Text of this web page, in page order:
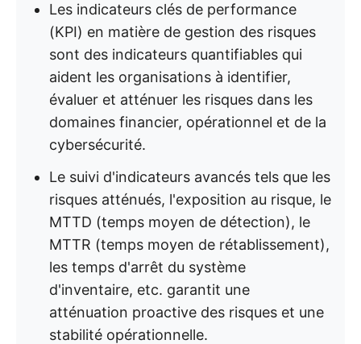
Les indicateurs clés de performance
(KPI) en matière de gestion des risques
sont des indicateurs quantifiables qui
aident les organisations à identifier,
évaluer et atténuer les risques dans les
domaines financier, opérationnel et de la
cybersécurité.
Le suivi d'indicateurs avancés tels que les
risques atténués, l'exposition au risque, le
MTTD (temps moyen de détection), le
MTTR (temps moyen de rétablissement),
les temps d'arrêt du système
d'inventaire, etc. garantit une
atténuation proactive des risques et une
stabilité opérationnelle.